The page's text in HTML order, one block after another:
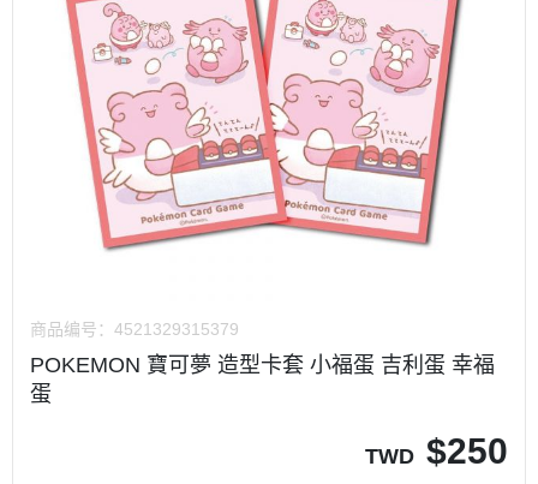
商品编号： 4521329315379
POKEMON 寶可夢 造型卡套 小福蛋 吉利蛋 幸福
蛋
TWD $250